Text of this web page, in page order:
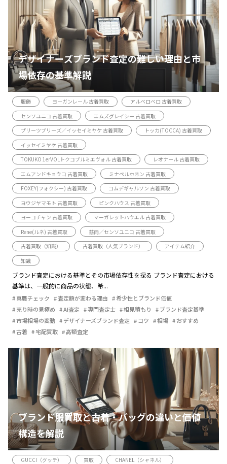
デザイナーズブランド査定の難しい理由と市
場依存の基準解説
服飾 ヨーガンレール 古着買取
アルベロベロ 古着買取
センソユニコ 古着買取
エムズグレイシー 古着買取
プリーツプリーズ／イッセイミヤケ 古着買取
トッカ(TOCCA) 古着買取
イッセイミヤケ 古着買取
TOKUKO 1erVOLトクコプルミエヴォル 古着買取
レオナール 古着買取
エムアンドキョウコ 古着買取
ミナペルホネン 古着買取
FOXEY(フォクシー) 古着買取
コムデギャルソン 古着買取
ヨウジヤマモト 古着買取
ピンクハウス 古着買取
ヨーコチャン 古着買取
マーガレットハウエル 古着買取
Rene(ルネ) 古着買取
慈雨／センソユニコ 古着買取
古着買取（知識）
古着買取（人気ブランド）
アイテム紹介
知識
ブランド査定における基準とその市場依存性を探る ブランド査定における
基準は、一般的に商品の状態、希...
真贋チェック 査定額が変わる理由
希少性とブランド価値
売り時の見極め
AI査定 専門査定士 相見積もり
ブランド査定基準
市場相場の変動
デザイナーズブランド査定 コツ 相場
おすすめ
古着
宅配買取 高額査定
ブランド服買取と古着・バッグの違いと価値
構造を解説
GUCCI（グッチ） 買取
CHANEL（シャネル）